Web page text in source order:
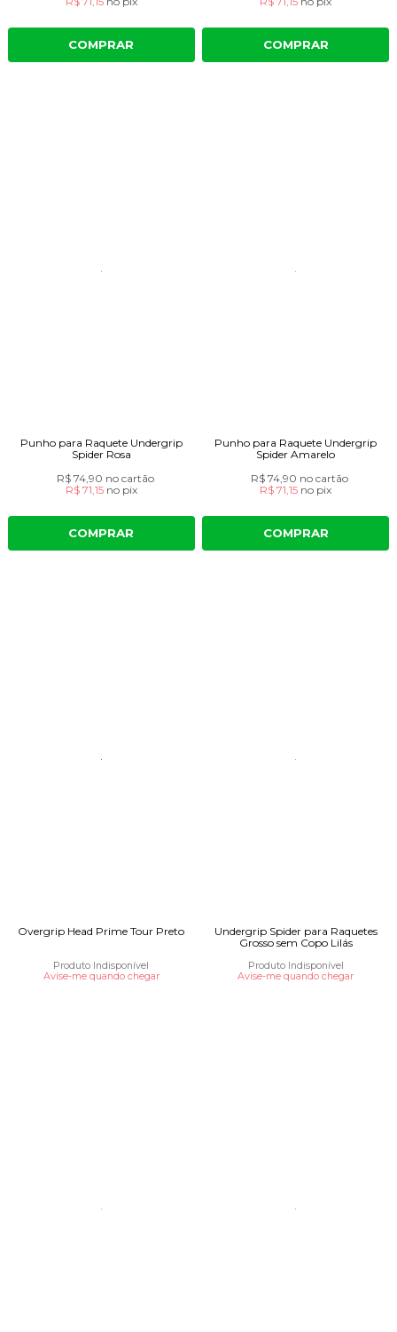
COMPRAR COMPRAR
Punho para Raquete Undergrip
Spider Rosa
R$ 74,90 no cartão
R$ 71,15 no pix
COMPRAR
Punho para Raquete Undergrip
Spider Amarelo
R$ 74,90 no cartão
R$ 71,15 no pix
COMPRAR
Overgrip Head Prime Tour Preto
Produto Indisponível
Avise-me quando chegar
Undergrip Spider para Raquetes
Grosso sem Copo Lilás
Produto Indisponível
Avise-me quando chegar